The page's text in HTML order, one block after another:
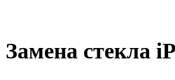
Замена стекла